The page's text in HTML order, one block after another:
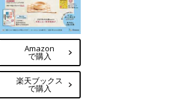
Amazon
で購入
楽天ブックス
で購入